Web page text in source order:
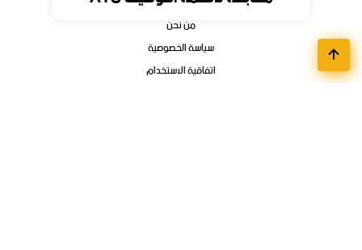
من نحن
سياسة الخصوصية
اتفاقية الاستخدام